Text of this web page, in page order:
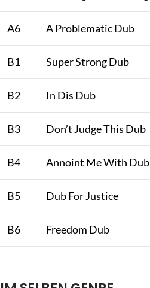
A6 A Problematic Dub
B1 Super Strong Dub
B2 In Dis Dub
B3 Don’t Judge This Dub
B4 Annoint Me With Dub
B5 Dub For Justice
B6 Freedom Dub